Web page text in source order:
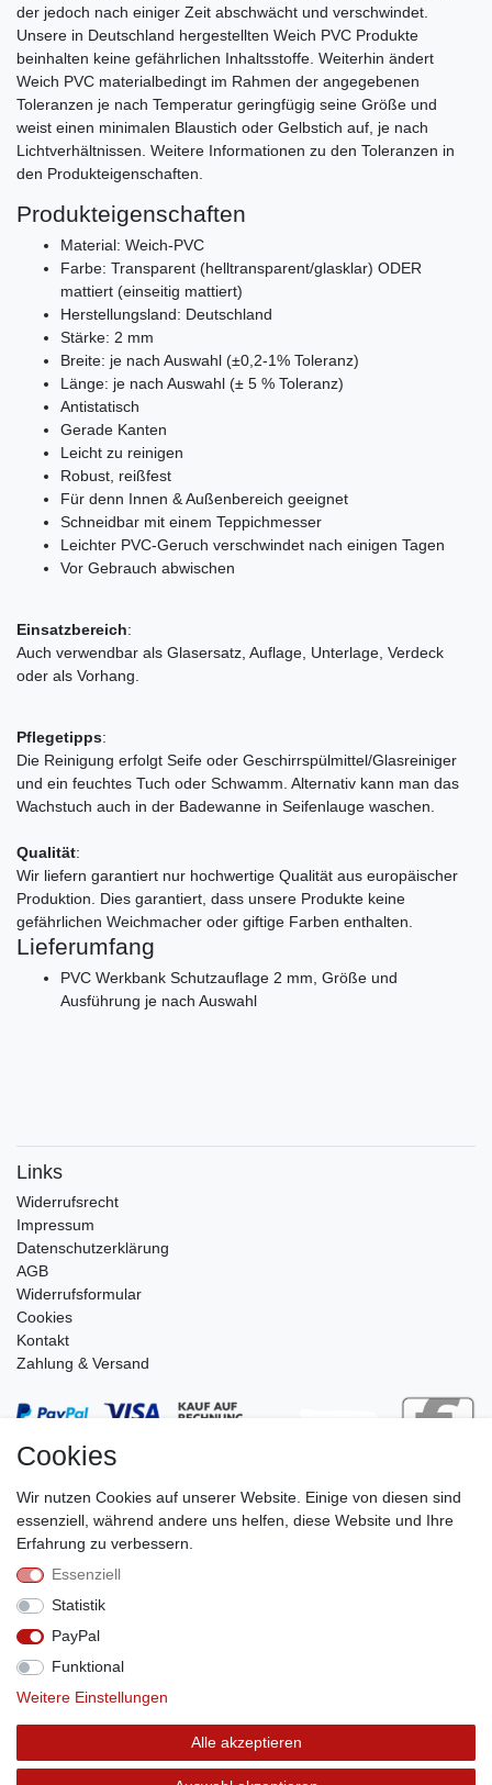
der jedoch nach einiger Zeit abschwächt und verschwindet.
Unsere in Deutschland hergestellten Weich PVC Produkte
beinhalten keine gefährlichen Inhaltsstoffe. Weiterhin ändert
Weich PVC materialbedingt im Rahmen der angegebenen
Toleranzen je nach Temperatur geringfügig seine Größe und
weist einen minimalen Blaustich oder Gelbstich auf, je nach
Lichtverhältnissen. Weitere Informationen zu den Toleranzen in
den Produkteigenschaften.
Produkteigenschaften
Material: Weich-PVC
Farbe: Transparent (helltransparent/glasklar) ODER
mattiert (einseitig mattiert)
Herstellungsland: Deutschland
Stärke: 2 mm
Breite: je nach Auswahl (±0,2-1% Toleranz)
Länge: je nach Auswahl (± 5 % Toleranz)
Antistatisch
Gerade Kanten
Leicht zu reinigen
Robust, reißfest
Für denn Innen & Außenbereich geeignet
Schneidbar mit einem Teppichmesser
Leichter PVC-Geruch verschwindet nach einigen Tagen
Vor Gebrauch abwischen
Einsatzbereich:
Auch verwendbar als Glasersatz, Auflage, Unterlage, Verdeck
oder als Vorhang.
Pflegetipps:
Die Reinigung erfolgt Seife oder Geschirrspülmittel/Glasreiniger
und ein feuchtes Tuch oder Schwamm. Alternativ kann man das
Wachstuch auch in der Badewanne in Seifenlauge waschen.
Qualität:
Wir liefern garantiert nur hochwertige Qualität aus europäischer
Produktion. Dies garantiert, dass unsere Produkte keine
gefährlichen Weichmacher oder giftige Farben enthalten.
Lieferumfang
PVC Werkbank Schutzauflage 2 mm, Größe und
Ausführung je nach Auswahl
Links
Widerrufs­recht
Impressum
Daten­schutz­erklärung
AGB
Widerrufsformular
Cookies
Kontakt
Zahlung & Versand
Stephan Roth GmbH
Vertrag widerrufen
Cookies
Wir nutzen Cookies auf unserer Website. Einige von diesen sind
essenziell, während andere uns helfen, diese Website und Ihre
Erfahrung zu verbessern.
Essenziell
Statistik
PayPal
Funktional
Weitere Einstellungen
Alle akzeptieren